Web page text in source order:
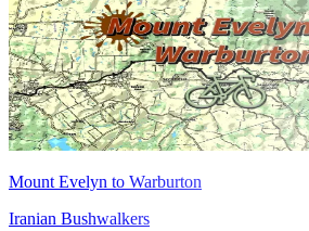
Mount Evelyn to Warburton
Iranian Bushwalkers